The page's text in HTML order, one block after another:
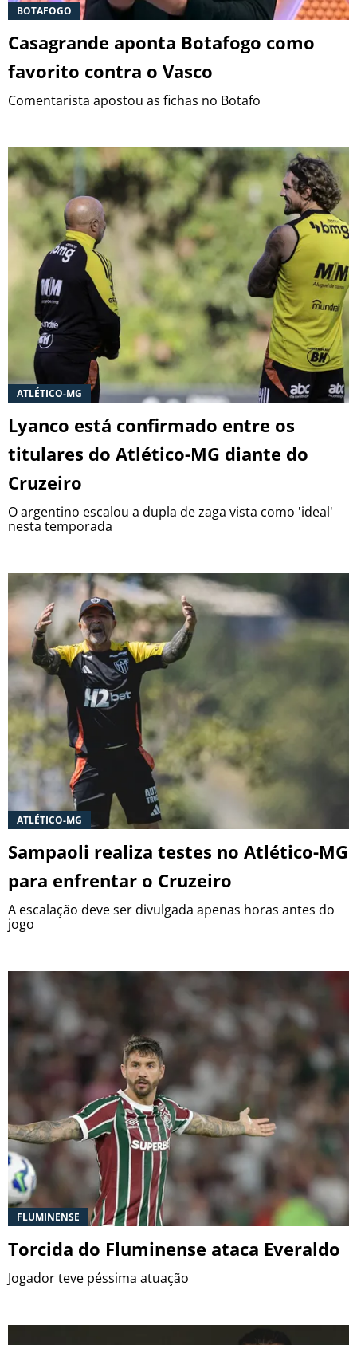
BOTAFOGO
Casagrande aponta Botafogo como
favorito contra o Vasco
Comentarista apostou as fichas no Botafo
ATLÉTICO-MG
Lyanco está confirmado entre os
titulares do Atlético-MG diante do
Cruzeiro
O argentino escalou a dupla de zaga vista como 'ideal'
nesta temporada
ATLÉTICO-MG
Sampaoli realiza testes no Atlético-MG
para enfrentar o Cruzeiro
A escalação deve ser divulgada apenas horas antes do
jogo
FLUMINENSE
Torcida do Fluminense ataca Everaldo
Jogador teve péssima atuação